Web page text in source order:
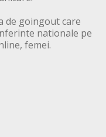
de goingout care
nationale pe
femei.